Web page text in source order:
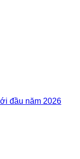
đầu năm 2026